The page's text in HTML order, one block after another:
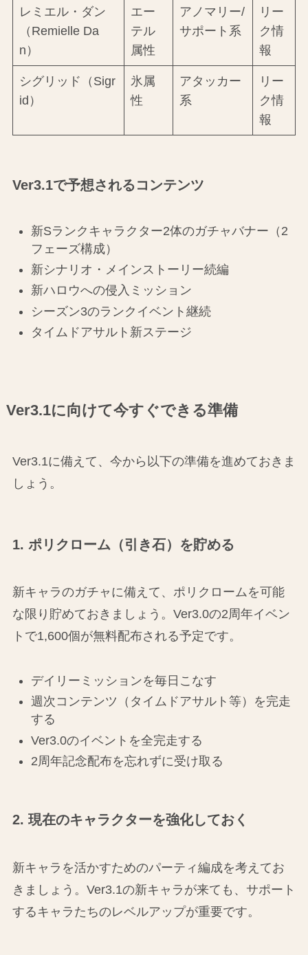
レミエル・ダン
（Remielle Da
n）
エー
テル
属性
アノマリー/
サポート系
リー
ク情
報
シグリッド（Sigr
id）
氷属
性
アタッカー
系
リー
ク情
報
Ver3.1で予想されるコンテンツ
新Sランクキャラクター2体のガチャバナー（2
フェーズ構成）
新シナリオ・メインストーリー続編
新ハロウへの侵入ミッション
シーズン3のランクイベント継続
タイムドアサルト新ステージ
Ver3.1に向けて今すぐできる準備
Ver3.1に備えて、今から以下の準備を進めておきま
しょう。
1. ポリクローム（引き石）を貯める
新キャラのガチャに備えて、ポリクロームを可能
な限り貯めておきましょう。Ver3.0の2周年イベン
トで1,600個が無料配布される予定です。
デイリーミッションを毎日こなす
週次コンテンツ（タイムドアサルト等）を完走
する
Ver3.0のイベントを全完走する
2周年記念配布を忘れずに受け取る
2. 現在のキャラクターを強化しておく
新キャラを活かすためのパーティ編成を考えてお
きましょう。Ver3.1の新キャラが来ても、サポート
するキャラたちのレベルアップが重要です。